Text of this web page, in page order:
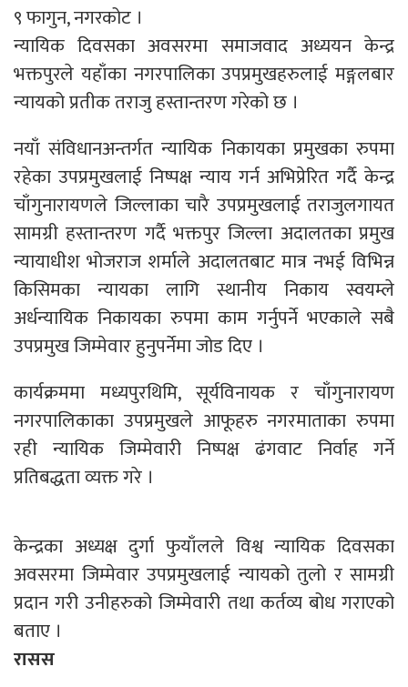
९ फागुन, नगरकोट ।
न्यायिक दिवसका अवसरमा समाजवाद अध्ययन केन्द्र
भक्तपुरले यहाँका नगरपालिका उपप्रमुखहरुलाई मङ्गलबार
न्यायको प्रतीक तराजु हस्तान्तरण गरेको छ ।
नयाँ संविधानअन्तर्गत न्यायिक निकायका प्रमुखका रुपमा
रहेका उपप्रमुखलाई निष्पक्ष न्याय गर्न अभिप्रेरित गर्दै केन्द्र
चाँगुनारायणले जिल्लाका चारै उपप्रमुखलाई तराजुलगायत
सामग्री हस्तान्तरण गर्दै भक्तपुर जिल्ला अदालतका प्रमुख
न्यायाधीश भोजराज शर्माले अदालतबाट मात्र नभई विभिन्न
किसिमका न्यायका लागि स्थानीय निकाय स्वयम्ले
अर्धन्यायिक निकायका रुपमा काम गर्नुपर्ने भएकाले सबै
उपप्रमुख जिम्मेवार हुनुपर्नेमा जोड दिए ।
कार्यक्रममा मध्यपुरथिमि, सूर्यविनायक र चाँगुनारायण
नगरपालिकाका उपप्रमुखले आफूहरु नगरमाताका रुपमा
रही न्यायिक जिम्मेवारी निष्पक्ष ढंगवाट निर्वाह गर्ने
प्रतिबद्धता व्यक्त गरे ।
केन्द्रका अध्यक्ष दुर्गा फुयाँलले विश्व न्यायिक दिवसका
अवसरमा जिम्मेवार उपप्रमुखलाई न्यायको तुलो र सामग्री
प्रदान गरी उनीहरुको जिम्मेवारी तथा कर्तव्य बोध गराएको
बताए ।
रासस